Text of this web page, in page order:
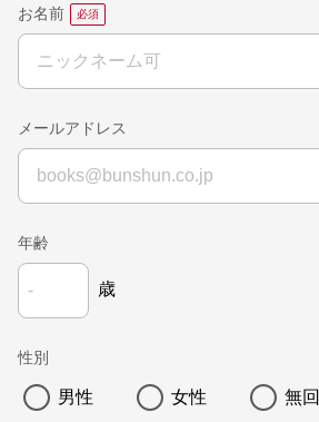
お名前
メールアドレス
年齢
歳
性別
男性 女性 無